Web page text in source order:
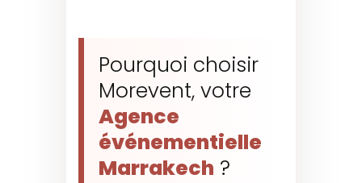
Pourquoi choisir
Morevent, votre
Agence
événementielle
Marrakech ?